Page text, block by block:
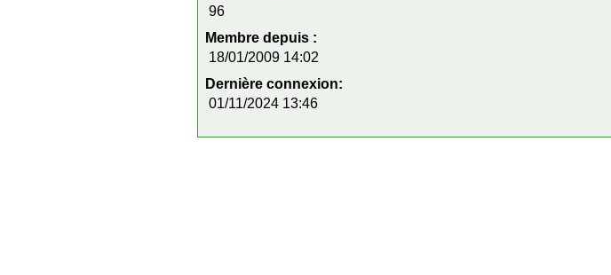
96
Membre depuis :
18/01/2009 14:02
Dernière connexion:
01/11/2024 13:46